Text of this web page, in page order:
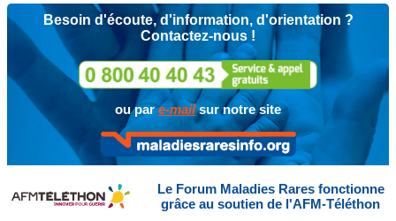
Besoin d'écoute, d'information, d'orientation ?
Contactez-nous !
ou pare-mailsur notre site
Le Forum Maladies Rares fonctionne
grâce au soutien de l'AFM-Téléthon